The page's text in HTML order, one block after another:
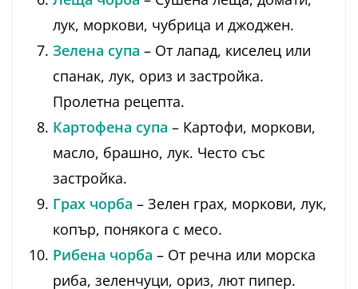
лук, моркови, чубрица и джоджен.
Зелена супа – От лапад, киселец или
спанак, лук, ориз и застройка.
Пролетна рецепта.
Картофена супа – Картофи, моркови,
масло, брашно, лук. Често със
застройка.
Грах чорба – Зелен грах, моркови, лук,
копър, понякога с месо.
Рибена чорба – От речна или морска
риба, зеленчуци, ориз, лют пипер.